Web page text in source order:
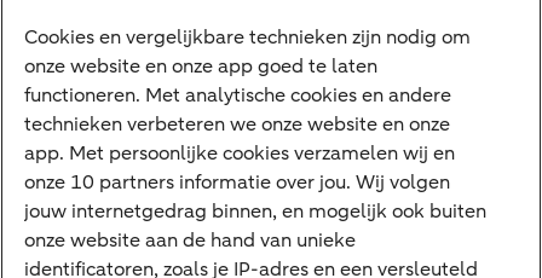
Diensten
VraagHugo
Corporate Finance
Tikkie zakelijk
Cyber Veilig & Zeker
Private Banking
Cookies en vergelijkbare technieken zijn nodig om
onze website en onze app goed te laten
functioneren. Met analytische cookies en andere
technieken verbeteren we onze website en onze
app. Met persoonlijke cookies verzamelen wij en
onze 10 partners informatie over jou. Wij volgen
jouw internetgedrag binnen, en mogelijk ook buiten
onze website aan de hand van unieke
identificatoren, zoals je IP-adres en een versleuteld